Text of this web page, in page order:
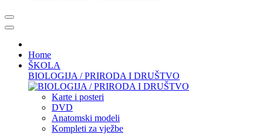
Home
ŠKOLA
BIOLOGIJA / PRIRODA I DRUŠTVO
Karte i posteri
DVD
Anatomski modeli
Kompleti za vježbe